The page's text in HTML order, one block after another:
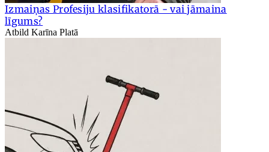
Izmaiņas Profesiju klasifikatorā - vai jāmaina
līgums?
Atbild Karīna Platā